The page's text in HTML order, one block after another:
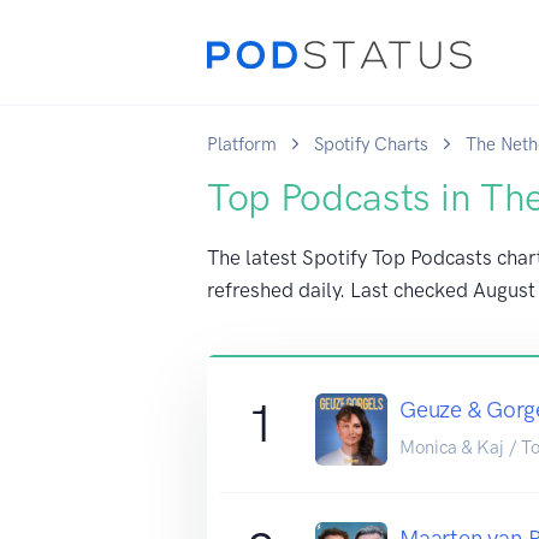
Platform Spotify Charts The
Top Podcasts in
The latest Spotify Top Podcasts
refreshed daily. Last checked
1 Geuze &
Monica & Kaj /